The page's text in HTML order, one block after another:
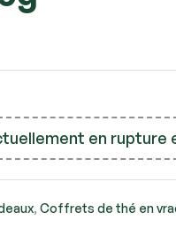
en rupture
,Coffrets de thé en